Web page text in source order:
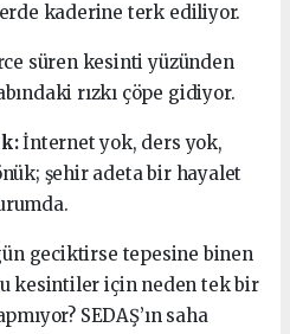
kaderine terk ediliyor.
süren kesinti yüzünden
rızkı çöpe gidiyor.
İnternet yok, ders yok,
şehir adeta bir hayalet
geciktirse tepesine binen
kesintiler için neden tek bir
SEDAŞ’ın saha